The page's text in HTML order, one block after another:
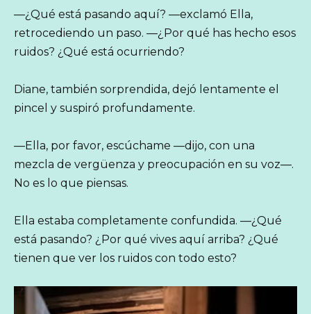
—¿Qué está pasando aquí? —exclamó Ella,
retrocediendo un paso. —¿Por qué has hecho esos
ruidos? ¿Qué está ocurriendo?
Diane, también sorprendida, dejó lentamente el
pincel y suspiró profundamente.
—Ella, por favor, escúchame —dijo, con una
mezcla de vergüenza y preocupación en su voz—.
No es lo que piensas.
Ella estaba completamente confundida. —¿Qué
está pasando? ¿Por qué vives aquí arriba? ¿Qué
tienen que ver los ruidos con todo esto?